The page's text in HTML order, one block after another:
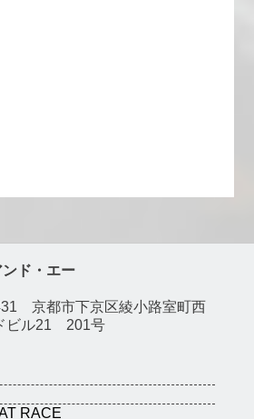
ド・エー
京都市下京区綾小路室町西
ビル21 201号
RACE